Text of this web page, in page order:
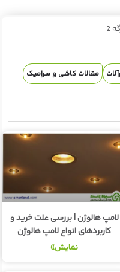
2
مقالات کاشی و سرامیک
لامپ هالوژن | بررسی علت خرید و
کاربردهای انواع لامپ هالوژن
نمایش»